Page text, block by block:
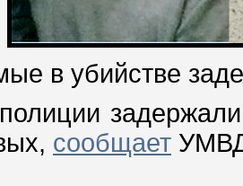
в убийстве
сообщает